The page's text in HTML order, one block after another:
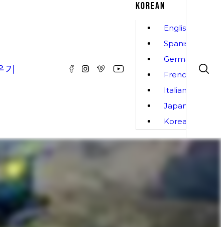
KOREAN
English
Spanish
German
French
Italian
Japanese
Korean